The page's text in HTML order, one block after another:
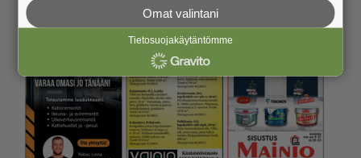
Omat valintani
Tietosuojakäytäntömme